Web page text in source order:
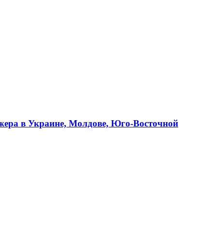
в Украине, Молдове, Юго-Восточной